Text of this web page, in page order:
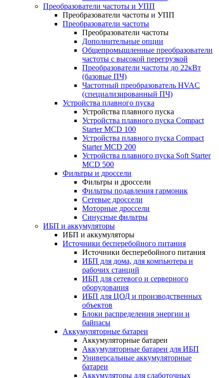
Преобразователи частоты и УПП
Преобразователи частоты и УПП
Преобразователи частоты
Преобразователи частоты
Дополнительные опции
Общепромышленные преобразователи
частоты с высокой перегрузкой
Преобразователи частоты до 22кВт
(базовые ПЧ)
Частотный преобразователь HVAC
(специализированный ПЧ)
Устройства плавного пуска
Устройства плавного пуска
Устройства плавного пуска Compact
Starter MCD 100
Устройства плавного пуска Compact
Starter MCD 200
Устройства плавного пуска Soft Starter
MCD 500
Фильтры и дроссели
Фильтры и дроссели
Фильтры подавления гармоник
Сетевые дроссели
Моторные дроссели
Синусные фильтры
ИБП и аккумуляторы
ИБП и аккумуляторы
Источники бесперебойного питания
Источники бесперебойного питания
ИБП для дома, для компьютера и
рабочих станций
ИБП для сетевого и серверного
оборудования
ИБП для ЦОД и производственных
объектов
Блоки распределения энергии и
байпасы
Аккумуляторные батареи
Аккумуляторные батареи
Аккумуляторные батареи для ИБП
Универсальные аккумуляторные
батареи
Аккумуляторы для слаботочных